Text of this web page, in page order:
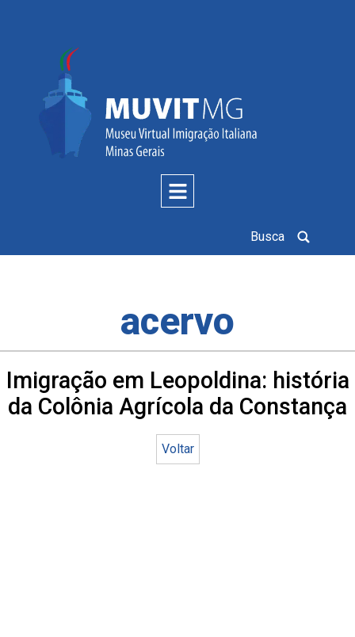
Busca
acervo
Imigração em Leopoldina: história
da Colônia Agrícola da Constança
Voltar